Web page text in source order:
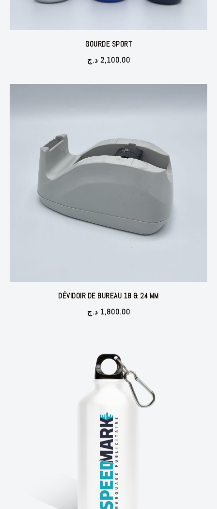
GOURDE SPORT
2,100.00 د.ج
DÉVIDOIR DE BUREAU 18 & 24 MM
1,800.00 د.ج